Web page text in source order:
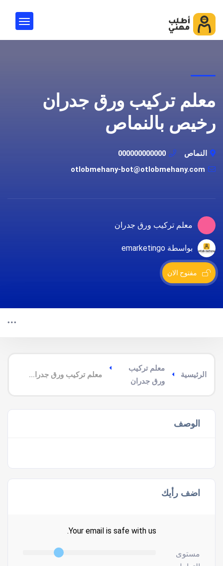
معلم تركيب ورق جدران
رخيص بالنماص
النماص
000000000000
otlobmehany-bot@otlobmehany.com
معلم تركيب ورق جدران
بواسطة emarketingo
مفتوح الان
الرئيسية
معلم تركيب
ورق جدران
معلم تركيب ورق جدران رخيص بالنماص
الوصف
اضف رأيك
Your email is safe with us.
مستوى